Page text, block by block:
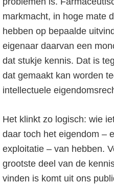
emarkmacht, in hoge mate
hebben op bepaalde
eigenaar daarvan een
dat stukje kennis. Dat is
dat gemaakt kan worden
intellectuele
Het klinkt zo logisch: wie
daar toch het eigendom –
exploitatie – van hebben.
grootste deel van de
vinden is komt uit ons